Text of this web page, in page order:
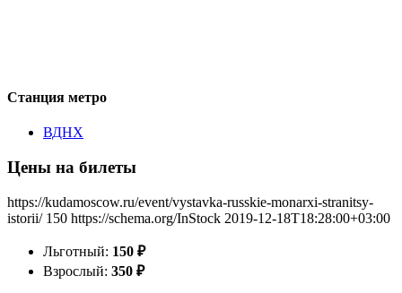
Станция метро
ВДНХ
Цены на билеты
https://kudamoscow.ru/event/vystavka-russkie-monarxi-stranitsy-
istorii/ 150 https://schema.org/InStock 2019-12-18T18:28:00+03:00
Льготный: 150 ₽
Взрослый: 350 ₽